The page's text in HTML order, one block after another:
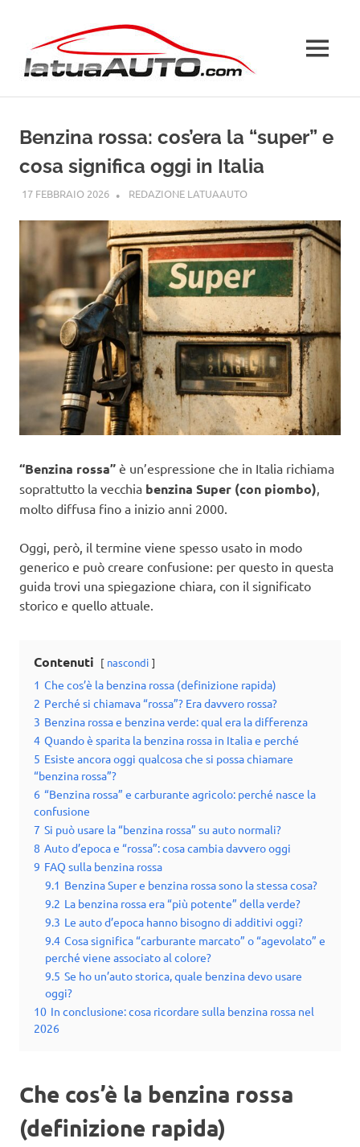
contenuto
MENU
Benzina rossa: cos’era la “super” e
cosa significa oggi in Italia
17 FEBBRAIO 2026 REDAZIONE LATUAAUTOGUIDE
“Benzina rossa” è un’espressione che in Italia richiama
soprattutto la vecchia benzina Super (con piombo),
molto diffusa fino a inizio anni 2000.
Oggi, però, il termine viene spesso usato in modo
generico e può creare confusione: per questo in questa
guida trovi una spiegazione chiara, con il significato
storico e quello attuale.
Contenuti nascondi
1 Che cos’è la benzina rossa (definizione rapida)
2 Perché si chiamava “rossa”? Era davvero rossa?
3 Benzina rossa e benzina verde: qual era la differenza
4 Quando è sparita la benzina rossa in Italia e perché
5 Esiste ancora oggi qualcosa che si possa chiamare
“benzina rossa”?
6 “Benzina rossa” e carburante agricolo: perché nasce la
confusione
7 Si può usare la “benzina rossa” su auto normali?
8 Auto d’epoca e “rossa”: cosa cambia davvero oggi
9 FAQ sulla benzina rossa
9.1 Benzina Super e benzina rossa sono la stessa cosa?
9.2 La benzina rossa era “più potente” della verde?
9.3 Le auto d’epoca hanno bisogno di additivi oggi?
9.4 Cosa significa “carburante marcato” o “agevolato” e
perché viene associato al colore?
9.5 Se ho un’auto storica, quale benzina devo usare
oggi?
10 In conclusione: cosa ricordare sulla benzina rossa nel
2026
Che cos’è la benzina rossa
(definizione rapida)